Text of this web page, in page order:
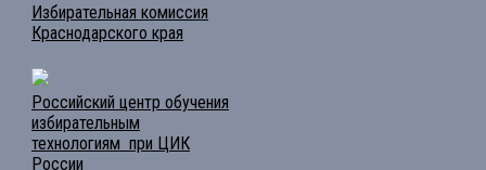
Избирательная комиссия
Краснодарского края
Российский центр обучения
избирательным
технологиям при ЦИК
России